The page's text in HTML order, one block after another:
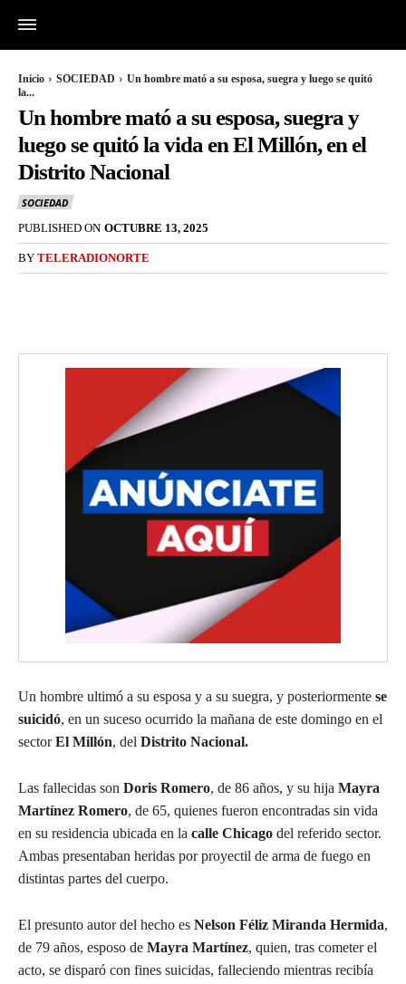
Inicio SOCIEDAD
Un hombre mató a su esposa, suegra y luego se quitó
la...
Un hombre mató a su esposa, suegra y
luego se quitó la vida en El Millón, en el
Distrito Nacional
SOCIEDAD
PUBLISHED ON OCTUBRE 13, 2025
BY TELERADIONORTE
Un hombre ultimó a su esposa y a su suegra, y posteriormente se
suicidó, en un suceso ocurrido la mañana de este domingo en el
sectorEl Millón, del Distrito Nacional.
Las fallecidas son Doris Romero, de 86 años, y su hija Mayra
Martínez Romero, de 65, quienes fueron encontradas sin vida
en su residencia ubicada en la calle Chicago del referido sector.
Ambas presentaban heridas por proyectil de arma de fuego en
distintas partes del cuerpo.
El presunto autor del hecho es Nelson Féliz Miranda Hermida,
de 79 años, esposo de Mayra Martínez, quien, tras cometer el
acto, se disparó con fines suicidas, falleciendo mientras recibía